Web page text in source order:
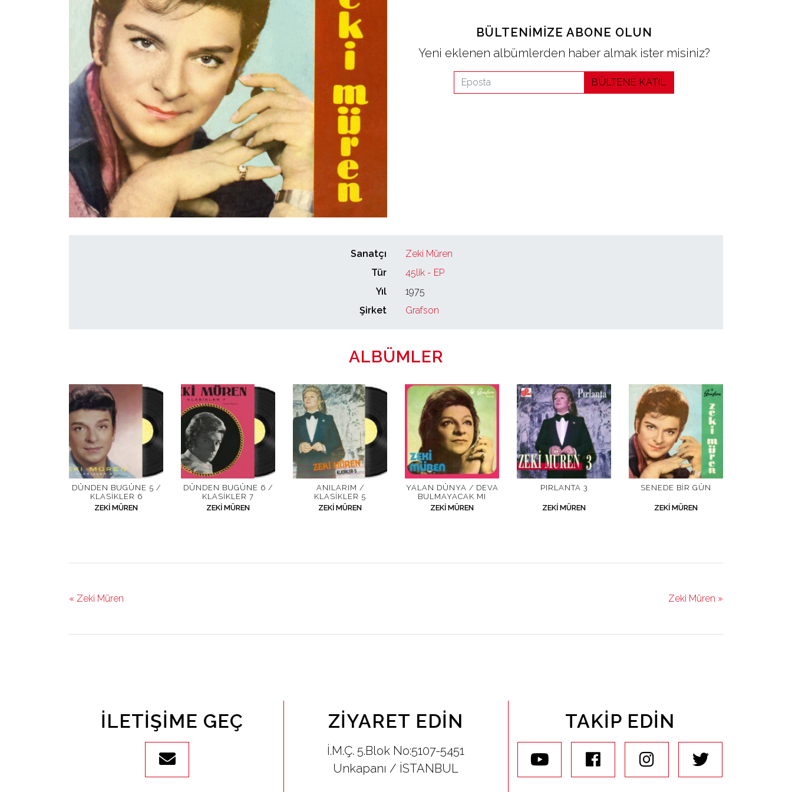
BÜLTENIMIZE ABONE OLUN
Yeni eklenen albümlerden haber almak ister misiniz?
BÜLTENE KATIL
Sanatçı
Zeki Müren
Tür
45lik - EP
Yıl
1975
Şirket
Grafson
ALBÜMLER
DÜNDEN BUGÜNE 5 /
KLASIKLER 6
ZEKI MÜREN
DÜNDEN BUGÜNE 6 /
KLASIKLER 7
ZEKI MÜREN
ANILARIM /
KLASIKLER 5
ZEKI MÜREN
YALAN DÜNYA / DEVA
BULMAYACAK MI
ZEKI MÜREN
PIRLANTA 3
ZEKI MÜREN
SENEDE BIR GÜN
ZEKI MÜREN
« Zeki Müren Zeki Müren »
İLETIŞIME GEÇ ZIYARET EDIN
İ.M.Ç. 5.Blok No:5107-5451
Unkapanı / İSTANBUL
TAKIP EDIN
youtube facebook instagram